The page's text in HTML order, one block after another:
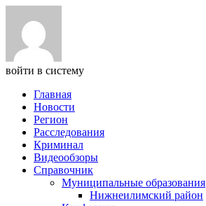
войти в систему
Главная
Новости
Регион
Расследования
Криминал
Видеообзоры
Справочник
Муниципальные образования
Нижнеилимский район